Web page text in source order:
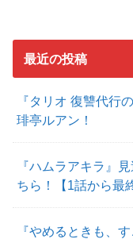
最近の投稿
『タリオ 復讐代行
琲亭ルアン！
『ハムラアキラ』
ちら！【1話から最
『やめるときも、